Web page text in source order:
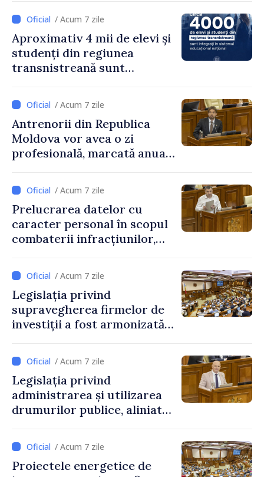
/ Acum 7 zile
Aproximativ 4 mii de elevi și
studenți din regiunea
transnistreană sunt
educațional național
/ Acum 7 zile
Antrenorii din Republica
Moldova vor avea o zi
profesională, marcată anual
/ Acum 7 zile
Prelucrarea datelor cu
caracter personal în scopul
combaterii infracțiunilor,
/ Acum 7 zile
Legislația privind
supravegherea firmelor de
investiții a fost armonizată
/ Acum 7 zile
Legislația privind
administrarea și utilizarea
drumurilor publice, aliniată
/ Acum 7 zile
Proiectele energetice de